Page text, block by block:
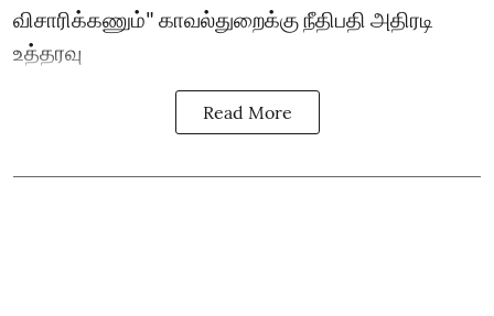
விசாரிக்கணும்" காவல்துறைக்கு நீதிபதி அதிரடி
உத்தரவு
Read More